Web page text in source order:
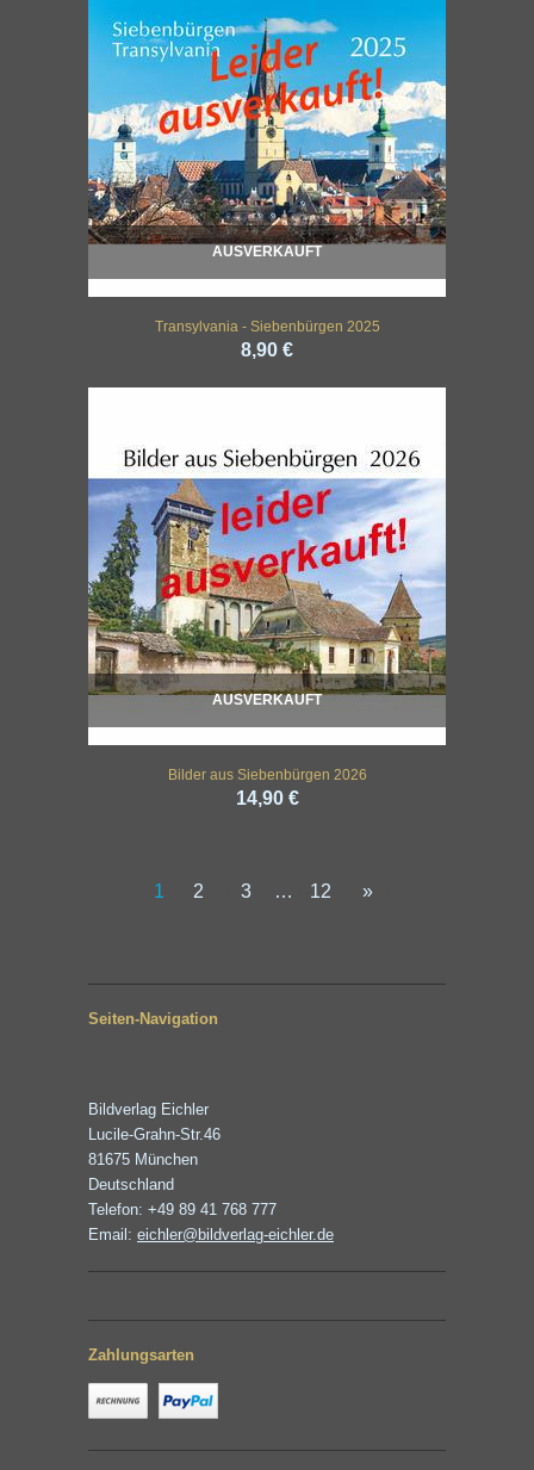
AUSVERKAUFT
Transylvania - Siebenbürgen 2025
8,90 €
AUSVERKAUFT
Bilder aus Siebenbürgen 2026
14,90 €
1 2 3 … 12 »
Seiten-Navigation
Bildverlag Eichler
Lucile-Grahn-Str.46
81675 München
Deutschland
Telefon: +49 89 41 768 777
Email: eichler@bildverlag-eichler.de
Zahlungsarten